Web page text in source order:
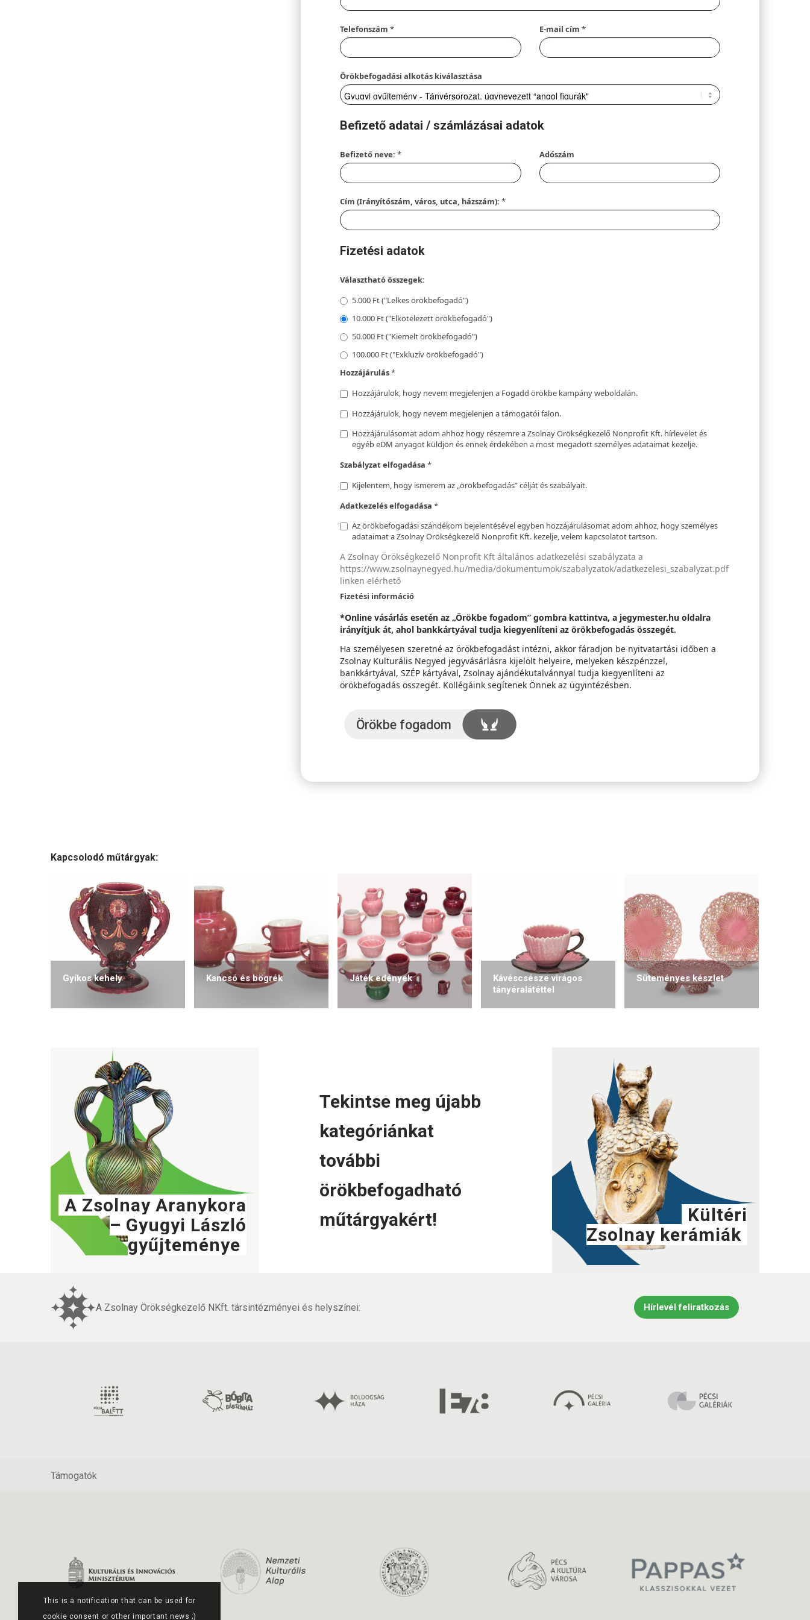
Telefonszám* E-mail cím *
Örökbefogadási alkotás kiválasztása
Befizető adatai / számlázásai adatok
Befizető neve:* Adószám
Cím (Irányítószám, város, utca, házszám):*
Fizetési adatok
Választható összegek:
5.000 Ft ("Lelkes örökbefogadó")
10.000 Ft ("Elkötelezett örökbefogadó")
50.000 Ft ("Kiemelt örökbefogadó")
100.000 Ft ("Exkluzív örökbefogadó")
Hozzájárulás*
Hozzájárulok, hogy nevem megjelenjen a Fogadd örökbe kampány weboldalán.
Hozzájárulok, hogy nevem megjelenjen a támogatói falon.
Hozzájárulásomat adom ahhoz hogy részemre a Zsolnay Örökségkezelő Nonprofit Kft. hírlevelet és
egyéb eDM anyagot küldjön és ennek érdekében a most megadott személyes adataimat kezelje.
Szabályzat elfogadása*
Kijelentem, hogy ismerem az „örökbefogadás” célját és szabályait.
Adatkezelés elfogadása*
Az örökbefogadási szándékom bejelentésével egyben hozzájárulásomat adom ahhoz, hogy személyes
adataimat a Zsolnay Örökségkezelő Nonprofit Kft. kezelje, velem kapcsolatot tartson.
A Zsolnay Örökségkezelő Nonprofit Kft általános adatkezelési szabályzata a
https://www.zsolnaynegyed.hu/media/dokumentumok/szabalyzatok/adatkezelesi_szabalyzat.pdf
linken elérhető
Fizetési információ
*Online vásárlás esetén az „Örökbe fogadom” gombra kattintva, a jegymester.hu oldalra
irányítjuk át, ahol bankkártyával tudja kiegyenlíteni az örökbefogadás összegét.
Ha személyesen szeretné az örökbefogadást intézni, akkor fáradjon be nyitvatartási időben a
Zsolnay Kulturális Negyed jegyvásárlásra kijelölt helyeire, melyeken készpénzzel,
bankkártyával, SZÉP kártyával, Zsolnay ajándékutalvánnyal tudja kiegyenlíteni az
örökbefogadás összegét. Kollégáink segítenek Önnek az ügyintézésben.
Örökbefogadom
Kapcsolodó műtárgyak:
Gyíkos kehely Kancsó és bögrék Játék edények
Kávéscsésze virágos
tányéralátéttel
Süteményes készlet
A Zsolnay Aranykora
– Gyugyi László
gyűjteménye
Tekintse meg újabb
kategóriánkat
további
örökbefogadható
műtárgyakért!
Kültéri
Zsolnay kerámiák
A Zsolnay Örökségkezelő NKft. társintézményei és helyszínei: Hírlevél feliratkozás
Támogatók
This is a notification that can be used for
cookie consent or other important news ;)